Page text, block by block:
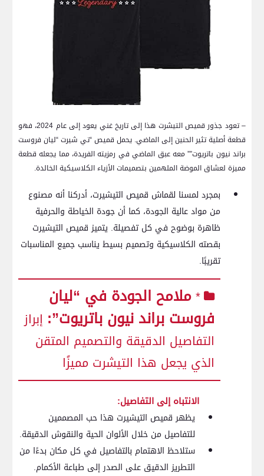
– تعود جذور قميص التيشرت هذا إلى تاريخ غني يعود إلى عام‌ 2024، فهو
قطعة أصلية ‌تثير الحنين ⁣إلى الماضي. يحمل قميص “تي شيرت “ليان فروست
براند نيون باتريوت”” معه عبق الماضي في⁣ رمزيته الفريدة، مما يجعله قطعة
مميزة لعشاق الموضة الملهمين بتصميمات⁣ الأزياء ‌الكلاسيكية الخالدة.
بمجرد لمسنا لقماش قميص⁣ التيشيرت، أدركنا أنه مصنوع
من​ مواد عالية الجودة، كما أن جودة الخياطة والحرفية
⁣ظاهرة ⁣بوضوح في كل تفصيلة. يتميز‌ قميص التيشيرت
بقصته الكلاسيكية وتصميم بسيط ⁤يناسب جميع المناسبات
تقريبًا.
*ملامح الجودة في “ليان
فروست براند نيون⁤ باتريوت”: ⁢إبراز
التفاصيل الدقيقة والتصميم المتقن
الذي يجعل هذا التيشرت⁢ مميزًا
الانتباه إلى⁤ التفاصيل:
يظهر قميص التيشيرت هذا حب المصممين
للتفاصيل من خلال الألوان الحية والنقوش الدقيقة.
ستلاحظ الاهتمام بالتفاصيل في كل مكان بدءًا من
التطريز الدقيق على الصدر إلى طباعة الأكمام.